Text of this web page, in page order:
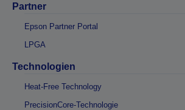
Partner
Epson Partner Portal
LPGA
Technologien
Heat-Free Technology
PrecisionCore-Technologie